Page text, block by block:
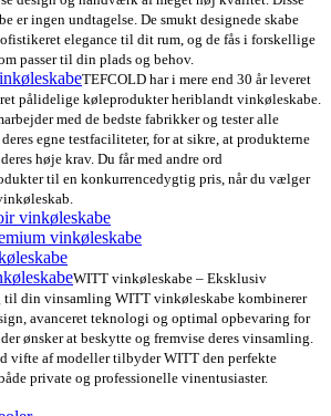
er ingen undtagelse. De smukt designede skabe
elegance til dit rum, og de fås i forskellige
passer til din plads og behov.
TEFCOLD har i mere end 30 år leveret
pålidelige køleprodukter heriblandt vinkøleskabe.
med de bedste fabrikker og tester alle
egne testfaciliteter, for at sikre, at produkterne
høje krav. Du får med andre ord
til en konkurrencedygtig pris, når du vælger
vinkøleskabe
vinkøleskabe
WITT vinkøleskabe – Eksklusiv
til din vinsamling WITT vinkøleskabe kombinerer
avanceret teknologi og optimal opbevaring for
ønsker at beskytte og fremvise deres vinsamling.
vifte af modeller tilbyder WITT den perfekte
private og professionelle vinentusiaster.